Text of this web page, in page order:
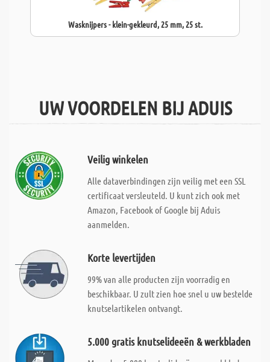
Wasknijpers - klein-gekleurd, 25 mm, 25 st.
UW VOORDELEN BIJ ADUIS
Veilig winkelen
Alle dataverbindingen zijn veilig met een SSL
certificaat versleuteld. U kunt zich ook met
Amazon, Facebook of Google bij Aduis
aanmelden.
Korte levertijden
99% van alle producten zijn voorradig en
beschikbaar. U zult zien hoe snel u uw bestelde
knutselartikelen ontvangt.
5.000 gratis knutselideeën & werkbladen